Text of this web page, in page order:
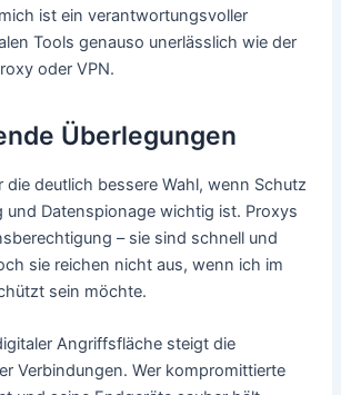
ist ein verantwortungsvoller
Tools genauso unerlässlich wie der
oder VPN.
Überlegungen
die deutlich bessere Wahl, wenn Schutz
und Datenspionage wichtig ist. Proxys
– sie sind schnell und
sie reichen nicht aus, wenn ich im
sein möchte.
Angriffsfläche steigt die
Verbindungen. Wer kompromittierte